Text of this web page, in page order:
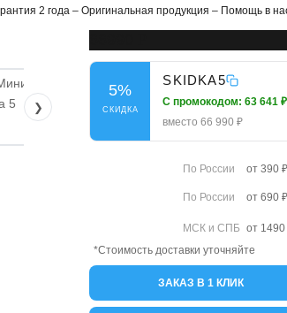
2 года – Оригинальная продукция – Помощь в
❯
5%
СКИДКА
SKIDKA5
С промокодом:63 641 ₽
вместо 66 990 ₽
По России от 390
По России от 690
МСК и СПБ от
*Стоимость доставки уточняйте
ЗАКАЗ В 1 КЛИК